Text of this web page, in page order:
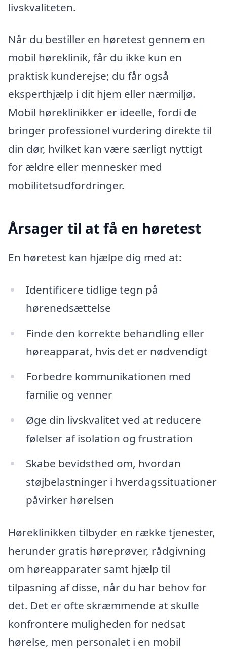
livskvaliteten.
Når du bestiller en høretest gennem en
mobil høreklinik, får du ikke kun en
praktisk kunderejse; du får også
eksperthjælp i dit hjem eller nærmiljø.
Mobil høreklinikker er ideelle, fordi de
bringer professionel vurdering direkte til
din dør, hvilket kan være særligt nyttigt
for ældre eller mennesker med
mobilitetsudfordringer.
Årsager til at få en høretest
En høretest kan hjælpe dig med at:
Identificere tidlige tegn på
hørenedsættelse
Finde den korrekte behandling eller
høreapparat, hvis det er nødvendigt
Forbedre kommunikationen med
familie og venner
Øge din livskvalitet ved at reducere
følelser af isolation og frustration
Skabe bevidsthed om, hvordan
støjbelastninger i hverdagssituationer
påvirker hørelsen
Høreklinikken tilbyder en række tjenester,
herunder gratis høreprøver, rådgivning
om høreapparater samt hjælp til
tilpasning af disse, når du har behov for
det. Det er ofte skræmmende at skulle
konfrontere muligheden for nedsat
hørelse, men personalet i en mobil